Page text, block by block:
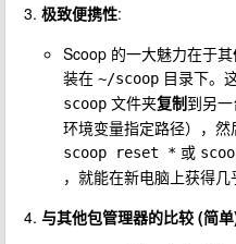
极致便携性:
Scoop 的一大魅力在于其
装在 ~/scoop 目录下。
scoop 文件夹复制到另
环境变量指定路径），
scoop reset * 或
，就能在新电脑上获得几
与其他包管理器的比较 (简